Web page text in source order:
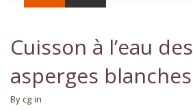
Cuisson à l’eau des
asperges blanches
By cg in